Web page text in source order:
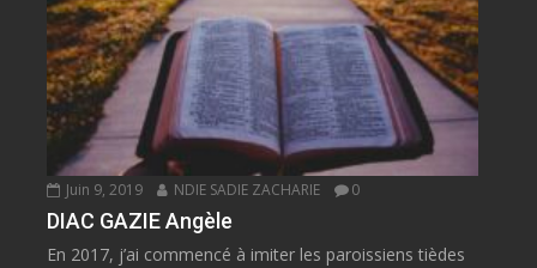
Juin 9, 2019 NDIE SADIE ZACHARIE 0
DIAC GAZIE Angèle
En 2017, j’ai commencé à imiter les paroissiens tièdes